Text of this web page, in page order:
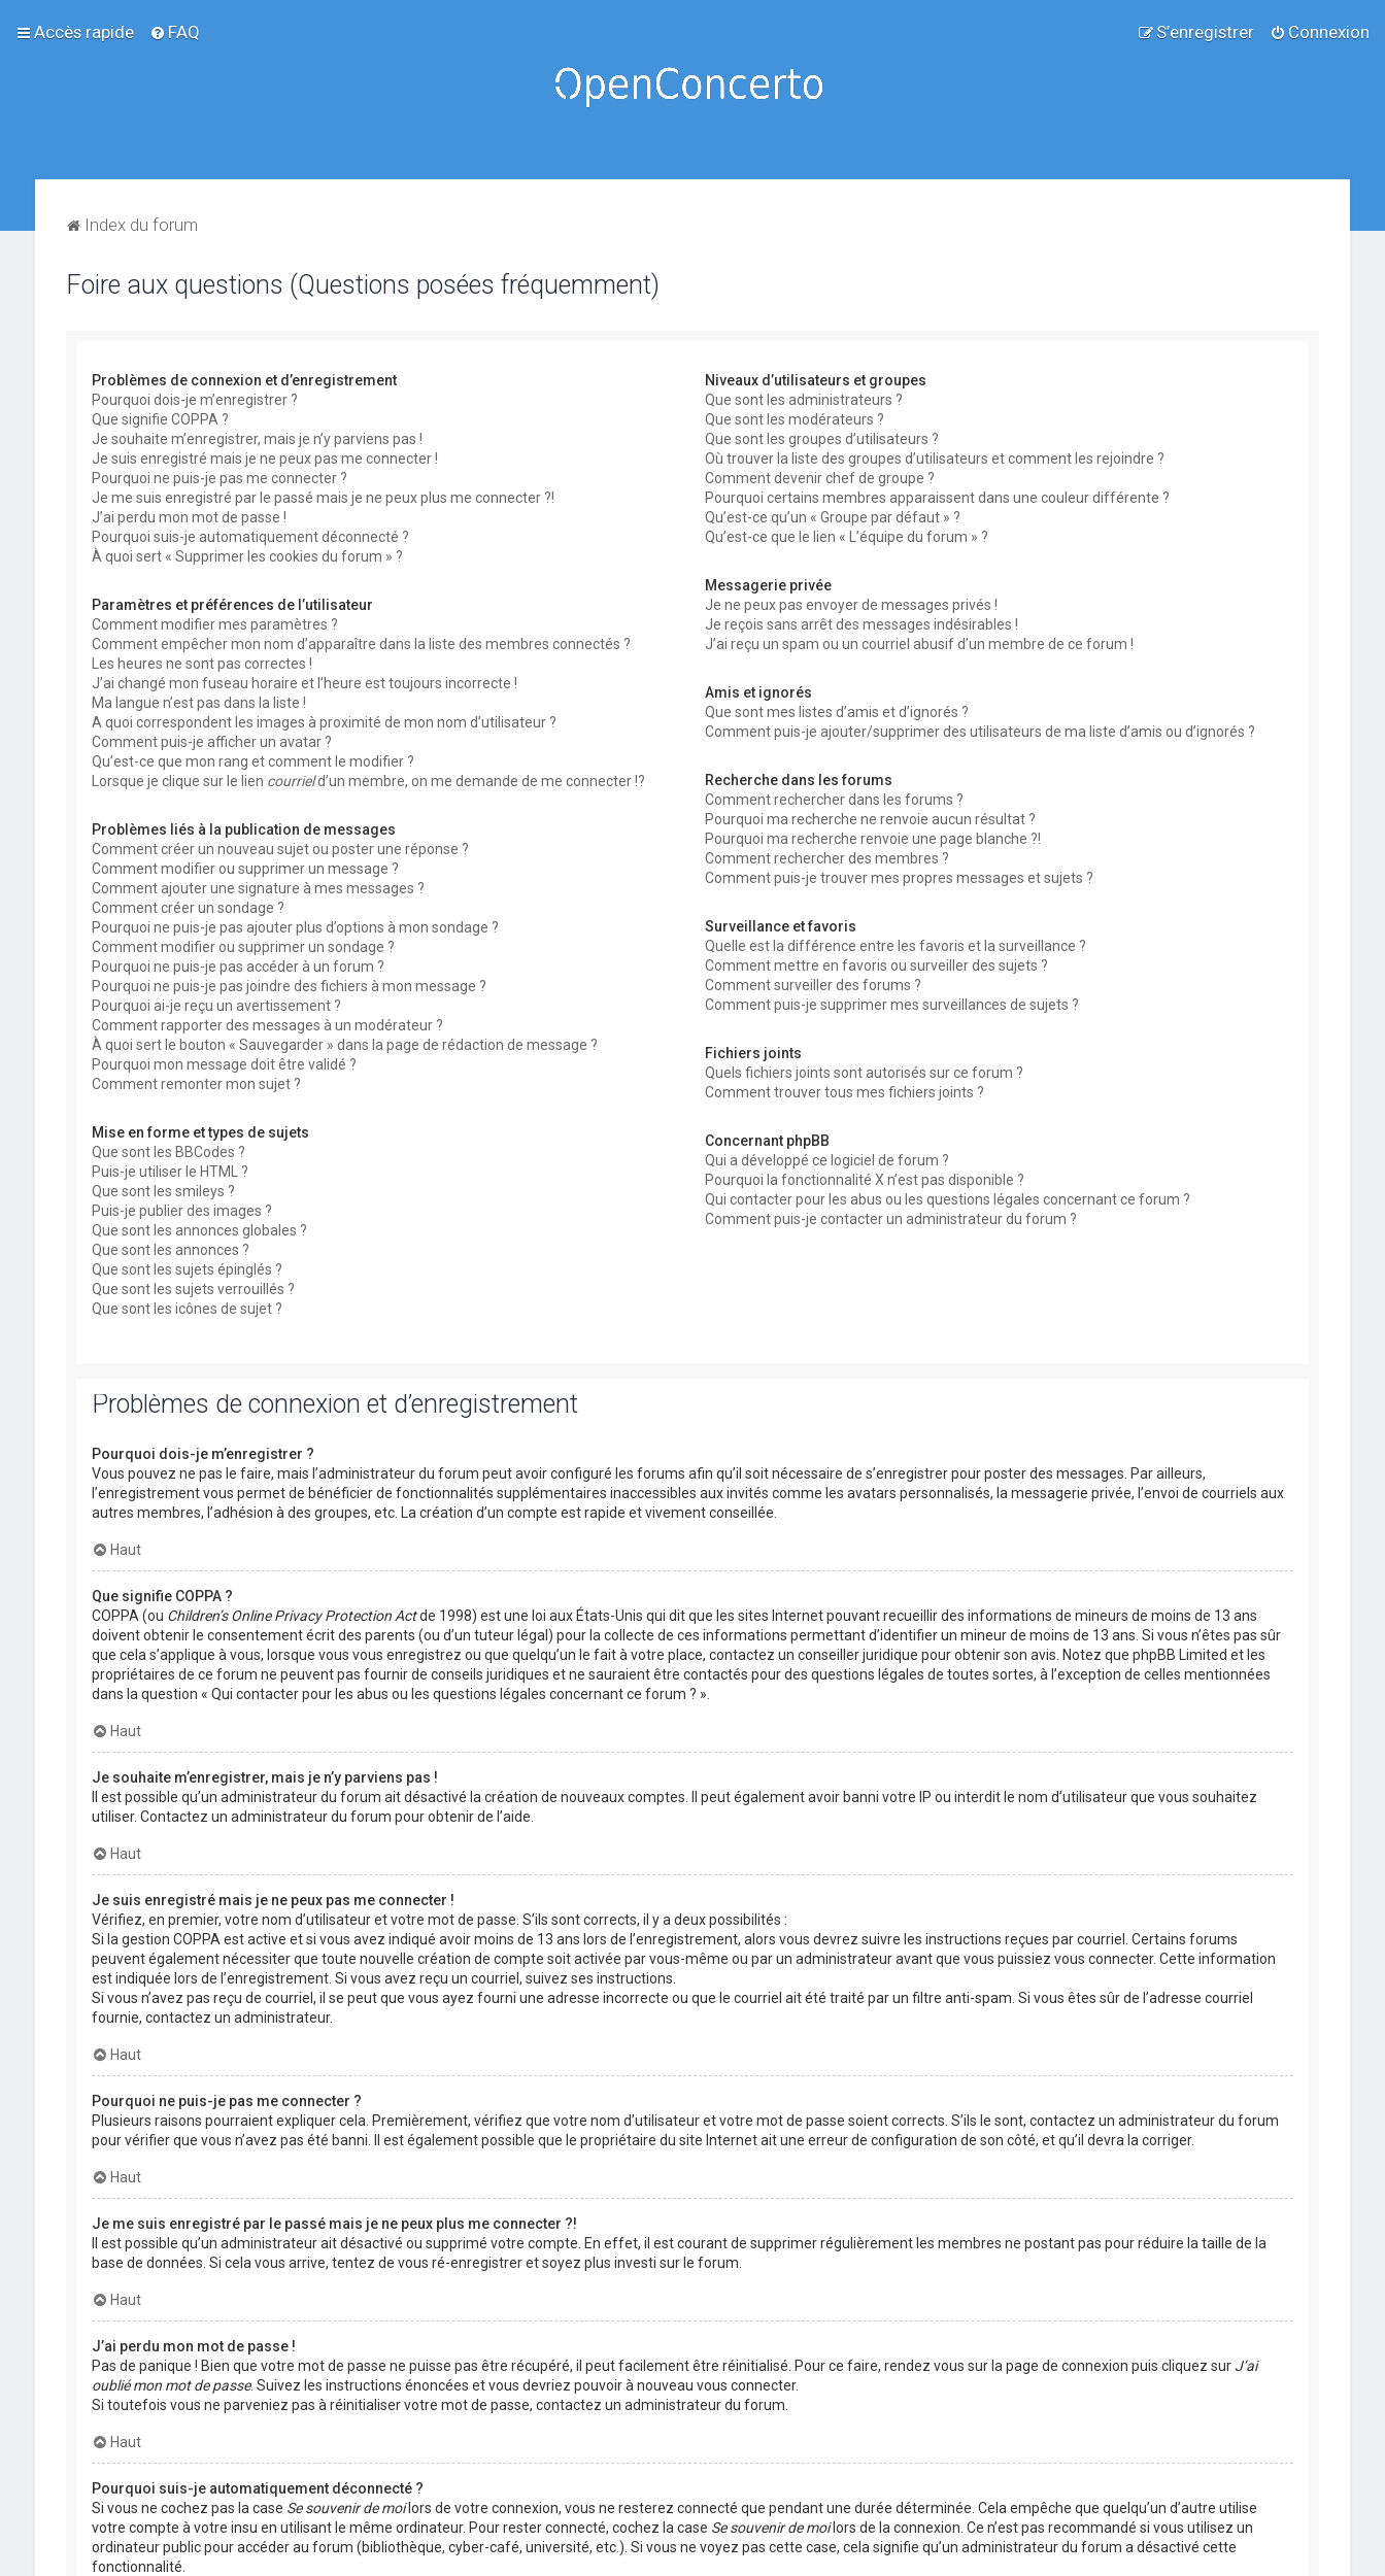
Accès rapide FAQ Connexion
S’enregistrer
Index du forum
Foire aux questions (Questions posées fréquemment)
Problèmes de connexion et d’enregistrement
Pourquoi dois-je m’enregistrer ?
Que signifie COPPA ?
Je souhaite m’enregistrer, mais je n’y parviens pas !
Je suis enregistré mais je ne peux pas me connecter !
Pourquoi ne puis-je pas me connecter ?
Je me suis enregistré par le passé mais je ne peux plus me connecter ?!
J’ai perdu mon mot de passe !
Pourquoi suis-je automatiquement déconnecté ?
À quoi sert « Supprimer les cookies du forum » ?
Paramètres et préférences de l’utilisateur
Comment modifier mes paramètres ?
Comment empêcher mon nom d’apparaître dans la liste des membres connectés ?
Les heures ne sont pas correctes !
J’ai changé mon fuseau horaire et l’heure est toujours incorrecte !
Ma langue n’est pas dans la liste !
A quoi correspondent les images à proximité de mon nom d’utilisateur ?
Comment puis-je afficher un avatar ?
Qu’est-ce que mon rang et comment le modifier ?
Lorsque je clique sur le lien courrield’un membre, on me demande de me connecter !?
Problèmes liés à la publication de messages
Comment créer un nouveau sujet ou poster une réponse ?
Comment modifier ou supprimer un message ?
Comment ajouter une signature à mes messages ?
Comment créer un sondage ?
Pourquoi ne puis-je pas ajouter plus d’options à mon sondage ?
Comment modifier ou supprimer un sondage ?
Pourquoi ne puis-je pas accéder à un forum ?
Pourquoi ne puis-je pas joindre des fichiers à mon message ?
Pourquoi ai-je reçu un avertissement ?
Comment rapporter des messages à un modérateur ?
À quoi sert le bouton « Sauvegarder » dans la page de rédaction de message ?
Pourquoi mon message doit être validé ?
Comment remonter mon sujet ?
Mise en forme et types de sujets
Que sont les BBCodes ?
Puis-je utiliser le HTML ?
Que sont les smileys ?
Puis-je publier des images ?
Que sont les annonces globales ?
Que sont les annonces ?
Que sont les sujets épinglés ?
Que sont les sujets verrouillés ?
Que sont les icônes de sujet ?
Niveaux d’utilisateurs et groupes
Que sont les administrateurs ?
Que sont les modérateurs ?
Que sont les groupes d’utilisateurs ?
Où trouver la liste des groupes d’utilisateurs et comment les rejoindre ?
Comment devenir chef de groupe ?
Pourquoi certains membres apparaissent dans une couleur différente ?
Qu’est-ce qu’un « Groupe par défaut » ?
Qu’est-ce que le lien « L’équipe du forum » ?
Messagerie privée
Je ne peux pas envoyer de messages privés !
Je reçois sans arrêt des messages indésirables !
J’ai reçu un spam ou un courriel abusif d’un membre de ce forum !
Amis et ignorés
Que sont mes listes d’amis et d’ignorés ?
Comment puis-je ajouter/supprimer des utilisateurs de ma liste d’amis ou d’ignorés ?
Recherche dans les forums
Comment rechercher dans les forums ?
Pourquoi ma recherche ne renvoie aucun résultat ?
Pourquoi ma recherche renvoie une page blanche ?!
Comment rechercher des membres ?
Comment puis-je trouver mes propres messages et sujets ?
Surveillance et favoris
Quelle est la différence entre les favoris et la surveillance ?
Comment mettre en favoris ou surveiller des sujets ?
Comment surveiller des forums ?
Comment puis-je supprimer mes surveillances de sujets ?
Fichiers joints
Quels fichiers joints sont autorisés sur ce forum ?
Comment trouver tous mes fichiers joints ?
Concernant phpBB
Qui a développé ce logiciel de forum ?
Pourquoi la fonctionnalité X n’est pas disponible ?
Qui contacter pour les abus ou les questions légales concernant ce forum ?
Comment puis-je contacter un administrateur du forum ?
Problèmes de connexion et d’enregistrement
Pourquoi dois-je m’enregistrer ?
Vous pouvez ne pas le faire, mais l’administrateur du forum peut avoir configuré les forums afin qu’il soit nécessaire de s’enregistrer pour poster des messages. Par ailleurs,
l’enregistrement vous permet de bénéficier de fonctionnalités supplémentaires inaccessibles aux invités comme les avatars personnalisés, la messagerie privée, l’envoi de courriels aux
autres membres, l’adhésion à des groupes, etc. La création d’un compte est rapide et vivement conseillée.
Haut
Que signifie COPPA ?
COPPA (ou Children’s Online Privacy Protection Actde 1998) est une loi aux États-Unis qui dit que les sites Internet pouvant recueillir des informations de mineurs de moins de 13 ans
doivent obtenir le consentement écrit des parents (ou d’un tuteur légal) pour la collecte de ces informations permettant d’identifier un mineur de moins de 13 ans. Si vous n’êtes pas sûr
que cela s’applique à vous, lorsque vous vous enregistrez ou que quelqu’un le fait à votre place, contactez un conseiller juridique pour obtenir son avis. Notez que phpBB Limited et les
propriétaires de ce forum ne peuvent pas fournir de conseils juridiques et ne sauraient être contactés pour des questions légales de toutes sortes, à l’exception de celles mentionnées
dans la question « Qui contacter pour les abus ou les questions légales concernant ce forum ? ».
Haut
Je souhaite m’enregistrer, mais je n’y parviens pas !
Il est possible qu’un administrateur du forum ait désactivé la création de nouveaux comptes. Il peut également avoir banni votre IP ou interdit le nom d’utilisateur que vous souhaitez
utiliser. Contactez un administrateur du forum pour obtenir de l’aide.
Haut
Je suis enregistré mais je ne peux pas me connecter !
Vérifiez, en premier, votre nom d’utilisateur et votre mot de passe. S’ils sont corrects, il y a deux possibilités :
Si la gestion COPPA est active et si vous avez indiqué avoir moins de 13 ans lors de l’enregistrement, alors vous devrez suivre les instructions reçues par courriel. Certains forums
peuvent également nécessiter que toute nouvelle création de compte soit activée par vous-même ou par un administrateur avant que vous puissiez vous connecter. Cette information
est indiquée lors de l’enregistrement. Si vous avez reçu un courriel, suivez ses instructions.
Si vous n’avez pas reçu de courriel, il se peut que vous ayez fourni une adresse incorrecte ou que le courriel ait été traité par un filtre anti-spam. Si vous êtes sûr de l’adresse courriel
fournie, contactez un administrateur.
Haut
Pourquoi ne puis-je pas me connecter ?
Plusieurs raisons pourraient expliquer cela. Premièrement, vérifiez que votre nom d’utilisateur et votre mot de passe soient corrects. S’ils le sont, contactez un administrateur du forum
pour vérifier que vous n’avez pas été banni. Il est également possible que le propriétaire du site Internet ait une erreur de configuration de son côté, et qu’il devra la corriger.
Haut
Je me suis enregistré par le passé mais je ne peux plus me connecter ?!
Il est possible qu’un administrateur ait désactivé ou supprimé votre compte. En effet, il est courant de supprimer régulièrement les membres ne postant pas pour réduire la taille de la
base de données. Si cela vous arrive, tentez de vous ré-enregistrer et soyez plus investi sur le forum.
Haut
J’ai perdu mon mot de passe !
Pas de panique ! Bien que votre mot de passe ne puisse pas être récupéré, il peut facilement être réinitialisé. Pour ce faire, rendez vous sur la page de connexion puis cliquez sur J’ai
oublié mon mot de passe. Suivez les instructions énoncées et vous devriez pouvoir à nouveau vous connecter.
Si toutefois vous ne parveniez pas à réinitialiser votre mot de passe, contactez un administrateur du forum.
Haut
Pourquoi suis-je automatiquement déconnecté ?
Si vous ne cochez pas la case Se souvenir de moilors de votre connexion, vous ne resterez connecté que pendant une durée déterminée. Cela empêche que quelqu’un d’autre utilise
votre compte à votre insu en utilisant le même ordinateur. Pour rester connecté, cochez la case Se souvenir de moilors de la connexion. Ce n’est pas recommandé si vous utilisez un
ordinateur public pour accéder au forum (bibliothèque, cyber-café, université, etc.). Si vous ne voyez pas cette case, cela signifie qu’un administrateur du forum a désactivé cette
fonctionnalité.